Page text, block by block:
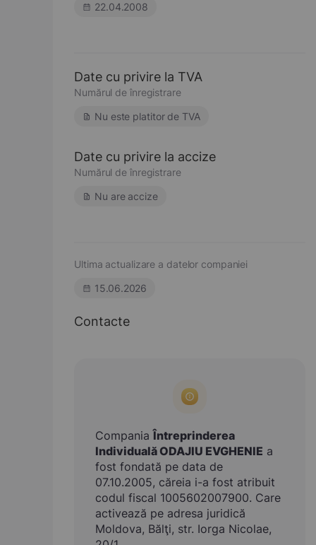
22.04.2008
Date cu privire la TVA
Numărul de înregistrare
Nu este platitor de TVA
Date cu privire la accize
Numărul de înregistrare
Nu are accize
Ultima actualizare a datelor companiei
15.06.2026
Contacte
CompaniaÎntreprinderea
Individuală ODAJIU EVGHENIE a
fost fondată pe data de
07.10.2005, căreia i-a fost atribuit
codul fiscal 1005602007900. Care
activează pe adresa juridică
Moldova, Bălţi, str. Iorga Nicolae,